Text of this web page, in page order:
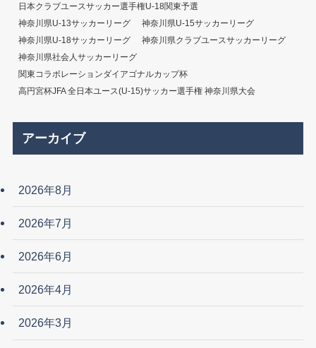
日本クラブユースサッカー選手権U-18関東予選
神奈川県U-13サッカーリーグ
神奈川県U-15サッカーリーグ
神奈川県U-18サッカーリーグ
神奈川県クラブユースサッカーリーグ
神奈川県社会人サッカーリーグ
関東コラボレーションダイアゴナルカップ杯
高円宮杯JFA 全日本ユース(U-15)サッカー選手権 神奈川県大会
アーカイブ
2026年8月
2026年7月
2026年6月
2026年4月
2026年3月